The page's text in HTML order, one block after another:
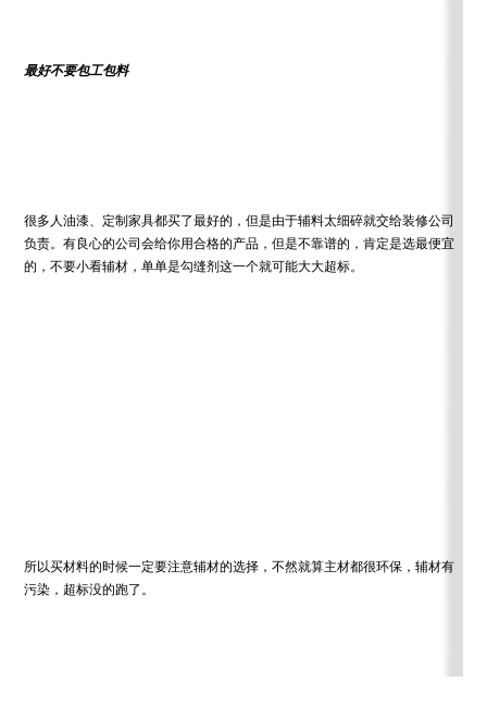
最好不要包工包料
很多人油漆、定制家具都买了最好的，但是由于辅料太细碎就交给装修公司
负责。有良心的公司会给你用合格的产品，但是不靠谱的，肯定是选最便宜
的，不要小看辅材，单单是勾缝剂这一个就可能大大超标。
所以买材料的时候一定要注意辅材的选择，不然就算主材都很环保，辅材有
污染，超标没的跑了。